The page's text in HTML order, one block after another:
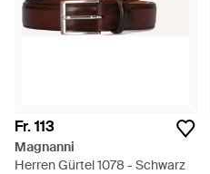
Fr. 113
Magnanni
Herren Gürtel 1078 - Schwarz